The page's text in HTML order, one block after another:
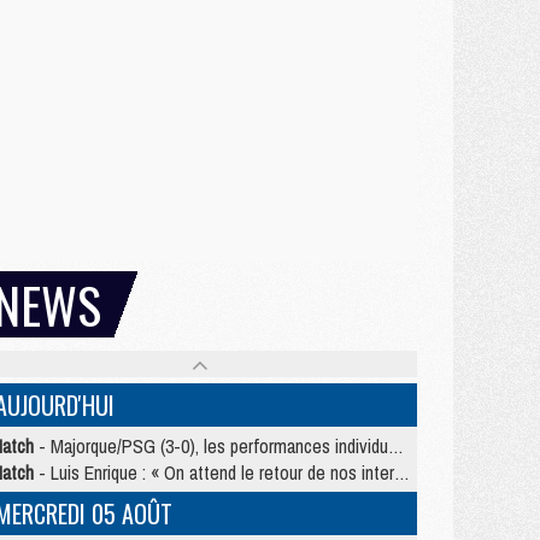
- Majorque/PSG (3-0), les performances individuelles
- Luis Enrique : « On attend le retour de nos internationaux »
05 AOÛT